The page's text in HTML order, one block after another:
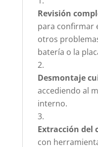
Revisión
para confirmar
otros
batería o la
Desmontaje
accediendo al
interno.
Extracción del
con